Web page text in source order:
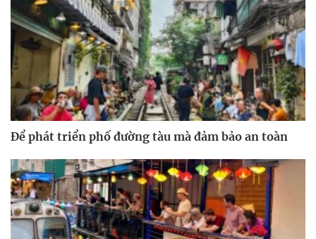
Để phát triển phố đường tàu mà đảm bảo an toàn